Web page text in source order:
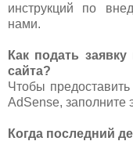
инструкций по
нами.
Как подать
сайта?
Чтобы
AdSense, заполните
Когда последний